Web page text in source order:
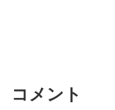
コメント